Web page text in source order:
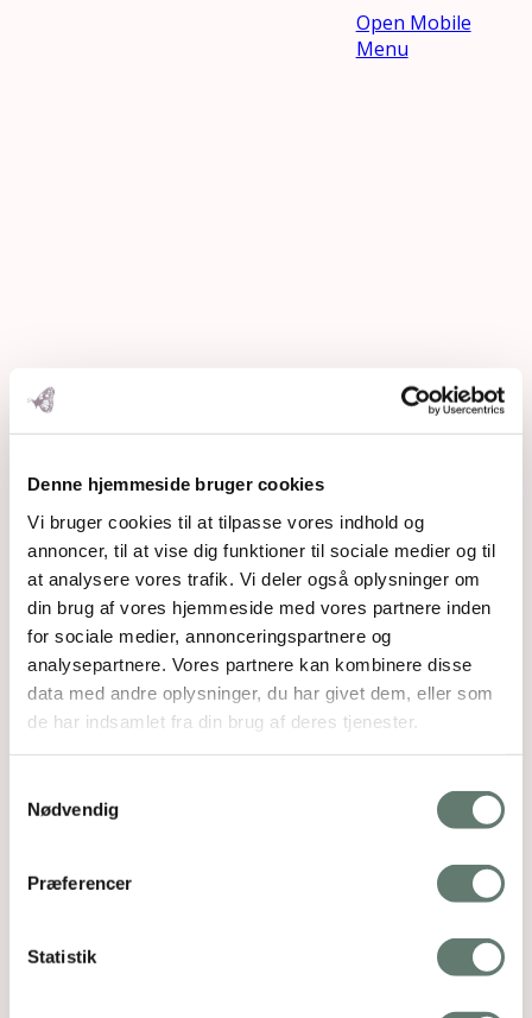
Denne hjemmeside bruger cookies
Vi bruger cookies til at tilpasse vores indhold og
annoncer, til at vise dig funktioner til sociale medier og til
at analysere vores trafik. Vi deler også oplysninger om
din brug af vores hjemmeside med vores partnere inden
for sociale medier, annonceringspartnere og
analysepartnere. Vores partnere kan kombinere disse
data med andre oplysninger, du har givet dem, eller som
de har indsamlet fra din brug af deres tjenester.
Nødvendig
Præferencer
Statistik
Open Mobile
Menu
DSC01324